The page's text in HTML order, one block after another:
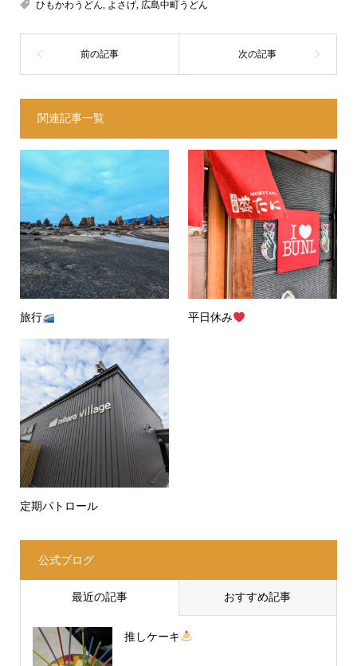
ひもかわうどん, よさげ, 広島中町うどん
関連記事一覧
旅行 平日休み
定期パトロール
公式ブログ
最近の記事 おすすめ記事
推しケーキ